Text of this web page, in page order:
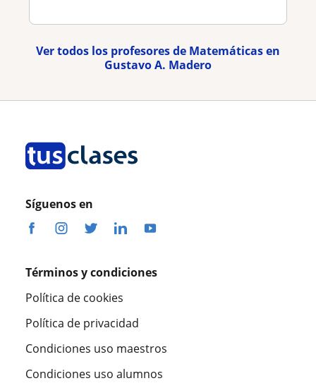
Ver todos los profesores de Matemáticas en
Gustavo A. Madero
Síguenos en
Términos y condiciones
Política de cookies
Política de privacidad
Condiciones uso maestros
Condiciones uso alumnos